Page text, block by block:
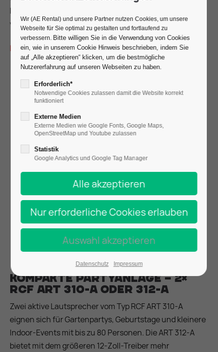
Betreuung vor Ort. Die
vorkonfigurierte Pakete für Privatfeiern.
Direkt anfragen!
Kompakte Partyanlage – 2×
RCF ART 310-A oder 312-A
Zwei aktive Lautsprecher vom Typ RCF ART 310-A
eignen sich für Gartenpartys, Geburtstage und kleinere
Indoor-Events mit bis zu 80 Personen. Die ART 312-A
bietet mit dem größeren 12-Zoll-Treiber mehr
Wir (AE Rental) und unsere Partner nutzen Cookies, um unsere
Webseite für Sie optimal zu gestalten und fortlaufend zu
verbessern. Bitte willigen Sie in die Verwendung von Cookies
ein, wie in unserem Cookie Hinweis beschrieben, indem Sie
auf „Alle akzeptieren“ klicken, um die bestmögliche
Nutzererfahrung auf unseren Webseiten zu haben.
Erforderlich*
Notwendige Cookies zulassen damit die Website korrekt
funktioniert
Externe Medien
Externe Medien wie Google Fonts, Google Maps,
OpenStreetMap und Youtube zulassen
Statistik
Google Analytics und Google Tag Manager
Datenschutz Impressum